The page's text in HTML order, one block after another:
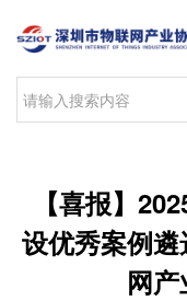
【喜报】
设优秀案例
网